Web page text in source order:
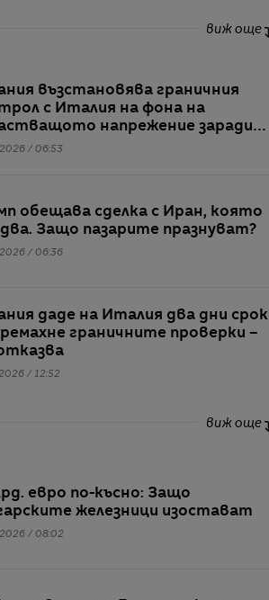
виж още
възстановява граничния
с Италия на фона на
напрежение заради
/ 06:53
обещава сделка с Иран, която
Защо пазарите празнуват?
/ 06:36
даде на Италия два дни срок
граничните проверки –
/ 12:52
виж още
евро по-късно: Защо
железници изостават
/ 08:02